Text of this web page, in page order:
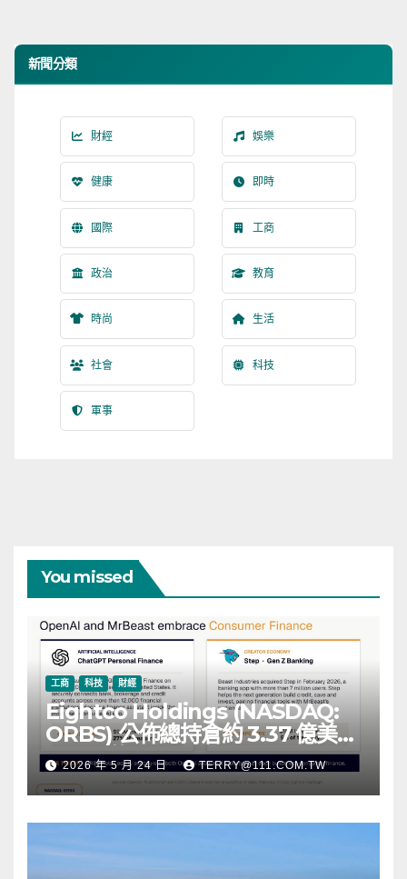
新聞分類
財經 娛樂
健康 即時
國際 工商
政治 教育
時尚 生活
社會 科技
軍事
You missed
工商 科技 財經
Eightco Holdings (NASDAQ:
ORBS) 公佈總持倉約 3.37 億美
元，涵蓋 OpenAI、Beast
Industries、超過 11,000 枚以太
幣 (ETH) 及逾 2.83 億枚 WLD 代
幣
2026 年 5 月 24 日 TERRY@111.COM.TW